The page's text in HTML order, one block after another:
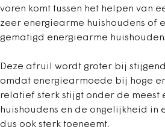
voren komt tussen het helpen van
zeer energiearme huishoudens of
gematigd energiearme
Deze afruil wordt groter bij
omdat energiearmoede bij hoge
relatief sterk stijgt onder de meest
huishoudens en de ongelijkheid in
dus ook sterk toeneemt.